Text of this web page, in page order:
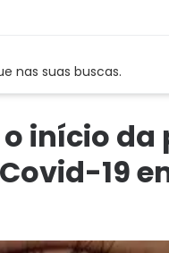
nas suas buscas.
início
19